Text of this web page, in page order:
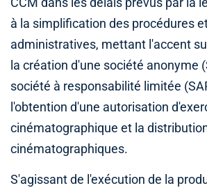
CCM dans les délais prévus par la
à la simplification des procédures
administratives, mettant l'accent
la création d'une société anonyme
société à responsabilité limitée
l'obtention d'une autorisation
cinématographique et la
cinématographiques.
S'agissant de l'exécution de la